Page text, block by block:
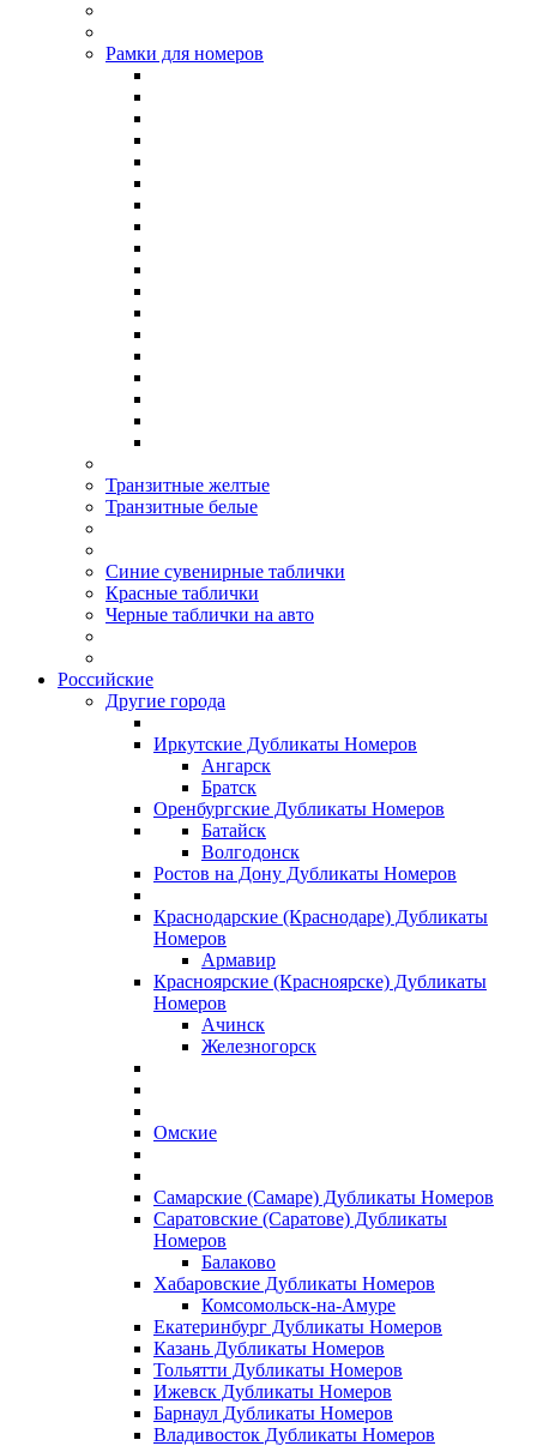
Рамки для номеров
Транзитные желтые
Транзитные белые
Синие сувенирные таблички
Красные таблички
Черные таблички на авто
Российские
Другие города
Иркутские Дубликаты Номеров
Ангарск
Братск
Оренбургские Дубликаты Номеров
Батайск
Волгодонск
Ростов на Дону Дубликаты Номеров
Краснодарские (Краснодаре) Дубликаты
Номеров
Армавир
Красноярские (Красноярске) Дубликаты
Номеров
Ачинск
Железногорск
Омские
Самарские (Самаре) Дубликаты Номеров
Саратовские (Саратове) Дубликаты
Номеров
Балаково
Хабаровские Дубликаты Номеров
Комсомольск-на-Амуре
Екатеринбург Дубликаты Номеров
Казань Дубликаты Номеров
Тольятти Дубликаты Номеров
Ижевск Дубликаты Номеров
Барнаул Дубликаты Номеров
Владивосток Дубликаты Номеров